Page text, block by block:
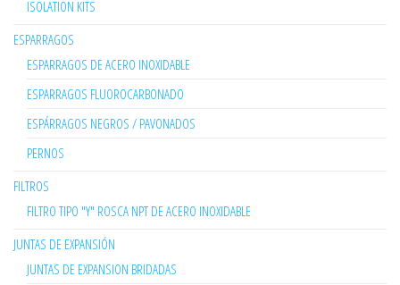
ISOLATION KITS
ESPARRAGOS
ESPARRAGOS DE ACERO INOXIDABLE
ESPARRAGOS FLUOROCARBONADO
ESPÁRRAGOS NEGROS / PAVONADOS
PERNOS
FILTROS
FILTRO TIPO "Y" ROSCA NPT DE ACERO INOXIDABLE
JUNTAS DE EXPANSIÓN
JUNTAS DE EXPANSION BRIDADAS